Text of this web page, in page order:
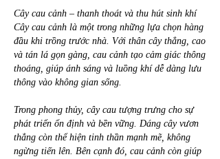
Cây cau cảnh – thanh thoát và thu hút sinh khí
Cây cau cảnh là một trong những lựa chọn hàng
đầu khi trồng trước nhà. Với thân cây thẳng, cao
và tán lá gọn gàng, cau cảnh tạo cảm giác thông
thoáng, giúp ánh sáng và luồng khí dễ dàng lưu
thông vào không gian sống.
Trong phong thủy, cây cau tượng trưng cho sự
phát triển ổn định và bền vững. Dáng cây vươn
thẳng còn thể hiện tinh thần mạnh mẽ, không
ngừng tiến lên. Bên cạnh đó, cau cảnh còn giúp